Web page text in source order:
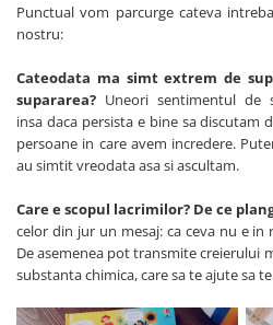
Punctual vom parcurge cateva
nostru:
Cateodata ma simt extrem de
supararea? Uneori sentimentul de
insa daca persista e bine sa discutam
persoane in care avem incredere.
au simtit vreodata asa si ascultam.
Care e scopul lacrimilor? De ce
celor din jur un mesaj: ca ceva nu e in
De asemenea pot transmite creierului
substanta chimica, care sa te ajute sa